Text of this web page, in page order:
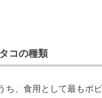
コの種類
ち、食用として最もポ